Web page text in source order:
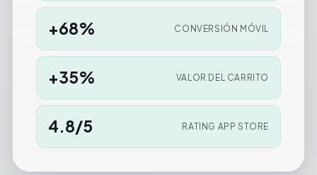
+68% CONVERSIÓN MÓVIL
+35% VALOR DEL CARRITO
4.8/5 RATING APP STORE